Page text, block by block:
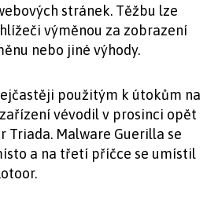
stránek. Těžbu lze
výměnou za zobrazení
nebo jiné výhody.
použitým k útokům na
vévodil v prosinci opět
Triada. Malware Guerilla se
a na třetí příčce se umístil